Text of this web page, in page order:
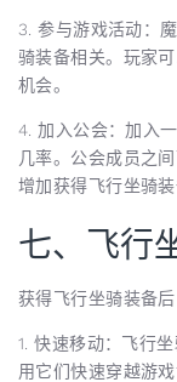
3. 参与游戏活动：
骑装备相关。玩家
机会。
4. 加入公会：加入
几率。公会成员之
增加获得飞行坐骑装
七、飞行
获得飞行坐骑装备
1. 快速移动：飞行
用它们快速穿越游戏